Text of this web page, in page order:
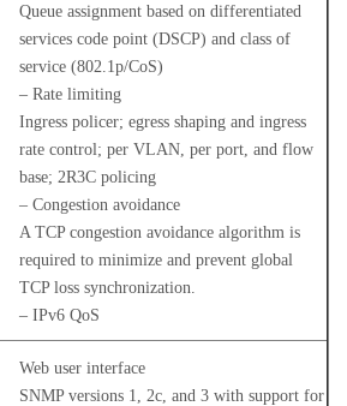
Queue assignment based on differentiated
services code point (DSCP) and class of
service (802.1p/CoS)
– Rate limiting
Ingress policer; egress shaping and ingress
rate control; per VLAN, per port, and flow
base; 2R3C policing
– Congestion avoidance
A TCP congestion avoidance algorithm is
required to minimize and prevent global
TCP loss synchronization.
– IPv6 QoS
Web user interface
SNMP versions 1, 2c, and 3 with support for